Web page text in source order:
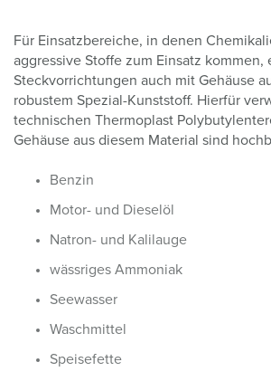
Für Einsatzbereiche, in denen
aggressive Stoffe zum Einsatz kommen,
Steckvorrichtungen auch mit Gehäuse
robustem Spezial-Kunststoff. Hierfür
technischen Thermoplast
Gehäuse aus diesem Material sind
Benzin
Motor- und Dieselöl
Natron- und Kalilauge
wässriges Ammoniak
Seewasser
Waschmittel
Speisefette